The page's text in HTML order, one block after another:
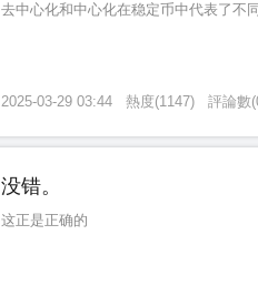
去中心化和中心化在稳定币中代表了不
2025-03-29 03:44 熱度(1147) 評論數(
没错。
这正是正确的